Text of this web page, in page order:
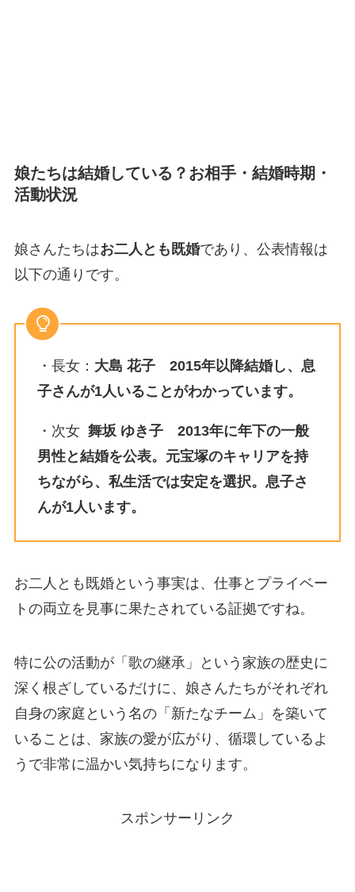
娘たちは結婚している？お相手・結婚時期・
活動状況
娘さんたちはお二人とも既婚であり、公表情報は
以下の通りです。
・長女： 大島 花子 2015年以降結婚し、息
子さんが1人いることがわかっています。
・次女 舞坂 ゆき子 2013年に年下の一般
男性と結婚を公表。元宝塚のキャリアを持
ちながら、私生活では安定を選択。息子さ
んが1人います。
お二人とも既婚という事実は、仕事とプライベー
トの両立を見事に果たされている証拠ですね。
特に公の活動が「歌の継承」という家族の歴史に
深く根ざしているだけに、娘さんたちがそれぞれ
自身の家庭という名の「新たなチーム」を築いて
いることは、家族の愛が広がり、循環しているよ
うで非常に温かい気持ちになります。
スポンサーリンク